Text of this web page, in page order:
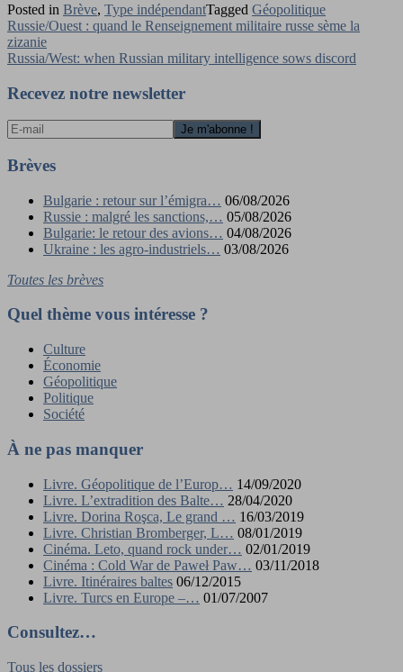
Posted in Brève, Type indépendantTagged Géopolitique
Navigation
de
Russie/Ouest : quand le Renseignement militaire russe sème la
zizanie
Russia/West: when Russian military intelligence sows discord
Recevez notre newsletter
Brèves
Bulgarie : retour sur l’émigra… 06/08/2026
Russie : malgré les sanctions,… 05/08/2026
Bulgarie: le retour des avions… 04/08/2026
Ukraine : les agro-industriels… 03/08/2026
Toutes les brèves
Quel thème vous intéresse ?
Culture
Économie
Géopolitique
Politique
Société
À ne pas manquer
Livre. Géopolitique de l’Europ… 14/09/2020
Livre. L’extradition des Balte… 28/04/2020
Livre. Dorina Roşca, Le grand … 16/03/2019
Livre. Christian Bromberger, L… 08/01/2019
Cinéma. Leto, quand rock under… 02/01/2019
Cinéma : Cold War de Paweł Paw… 03/11/2018
Livre. Itinéraires baltes 06/12/2015
Livre. Turcs en Europe –… 01/07/2007
Consultez…
Tous les dossiers